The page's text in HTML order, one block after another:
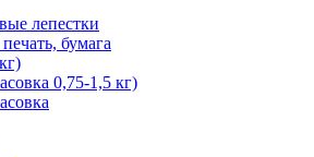
лепестки
бумага
0,75-1,5 кг)